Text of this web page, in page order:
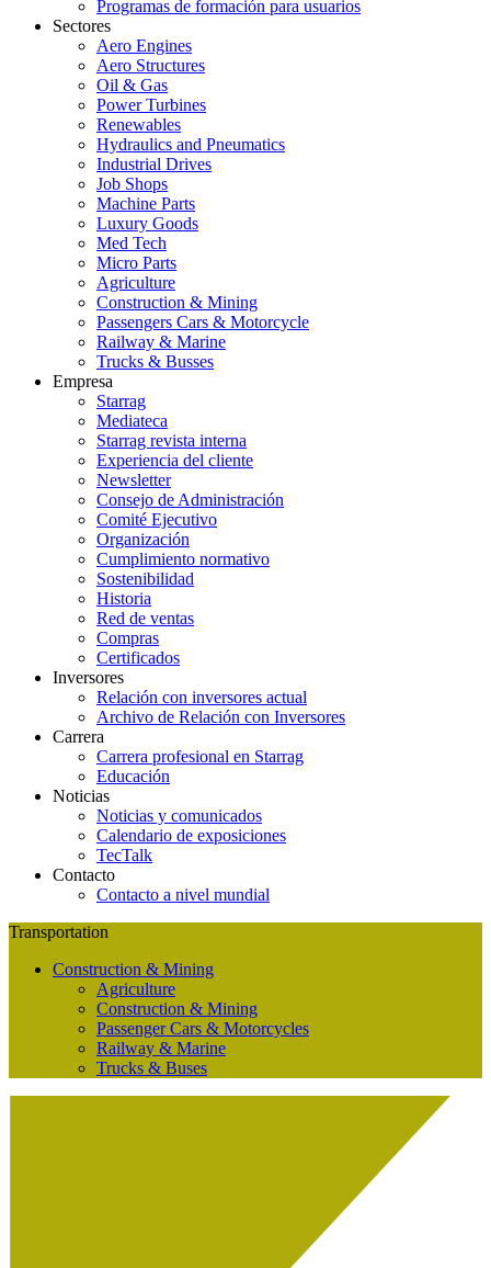
Programas de formación para usuarios
Sectores
Aero Engines
Aero Structures
Oil & Gas
Power Turbines
Renewables
Hydraulics and Pneumatics
Industrial Drives
Job Shops
Machine Parts
Luxury Goods
Med Tech
Micro Parts
Agriculture
Construction & Mining
Passengers Cars & Motorcycle
Railway & Marine
Trucks & Busses
Empresa
Starrag
Mediateca
Starrag revista interna
Experiencia del cliente
Newsletter
Consejo de Administración
Comité Ejecutivo
Organización
Cumplimiento normativo
Sostenibilidad
Historia
Red de ventas
Compras
Certificados
Inversores
Relación con inversores actual
Archivo de Relación con Inversores
Carrera
Carrera profesional en Starrag
Educación
Noticias
Noticias y comunicados
Calendario de exposiciones
TecTalk
Contacto
Contacto a nivel mundial
Transportation
Construction & Mining
Agriculture
Construction & Mining
Passenger Cars & Motorcycles
Railway & Marine
Trucks & Buses